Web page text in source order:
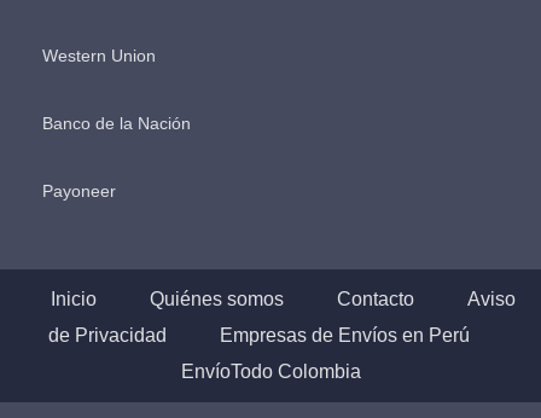
Western Union
Banco de la Nación
Payoneer
Inicio Quiénes somos Contacto
Aviso
de Privacidad
Empresas de Envíos en Perú
EnvíoTodo Colombia